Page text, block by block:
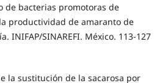
de bacterias promotoras de
productividad de amaranto de
INIFAP/SINAREFI. México. 113-127
la sustitución de la sacarosa por